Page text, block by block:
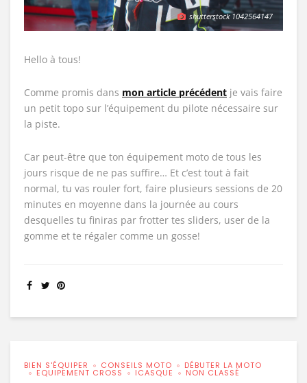
shutterstock 1042564147
Hello à tous!
Comme promis dans mon article précédent je vais faire
un petit topo sur l’équipement du pilote nécessaire sur
la piste.
Car peut-être que ton équipement moto de tous les
jours risque de ne pas suffire… Et c’est tout à fait
normal, tu vas rouler fort, faire plusieurs sessions de 20
minutes en moyenne dans la journée au cours
desquelles tu finiras par frotter tes sliders, user de la
gomme et te régaler comme un gosse!
BIEN S'ÉQUIPER CONSEILS MOTO DÉBUTER LA MOTO
EQUIPEMENT CROSS ICASQUE NON CLASSÉ